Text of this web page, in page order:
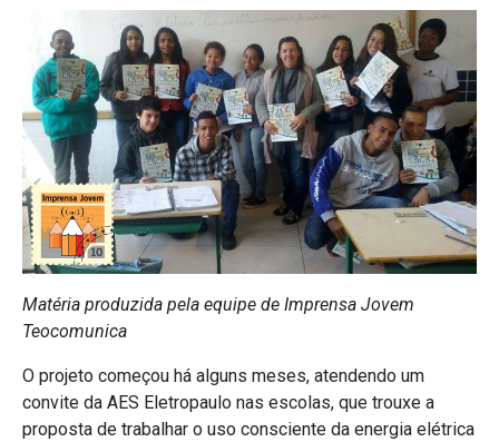
Matéria produzida pela equipe de Imprensa Jovem
Teocomunica
O projeto começou há alguns meses, atendendo um
convite da AES Eletropaulo nas escolas, que trouxe a
proposta de trabalhar o uso consciente da energia elétrica